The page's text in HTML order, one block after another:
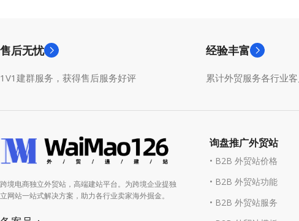
售后无忧
1V1建群服务，获得售后服务好评
经验丰富
累计外贸服务各行业
跨境电商独立外贸站，高端建站平台。为跨境企业提独
立网站一站式解决方案，助力各行业卖家海外掘金。
询盘推广外贸站
• B2B 外贸站价格
• B2B 外贸站功能
• B2B 外贸站服务